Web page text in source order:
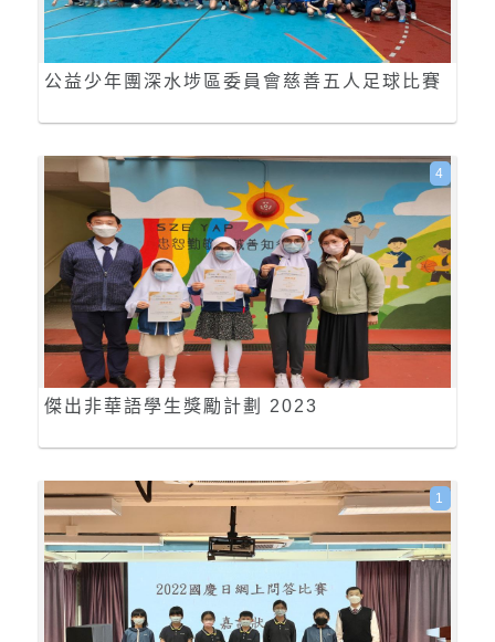
公益少年團深水埗區委員會慈善五人足球比賽
傑出非華語學生獎勵計劃 2023
4
1